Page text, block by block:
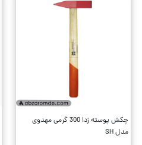
چکش پوسته‌ زدا 300 گرمی مهدوی
مدل SH